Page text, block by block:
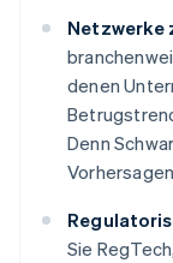
Netzwerke
denen
Denn
Sie